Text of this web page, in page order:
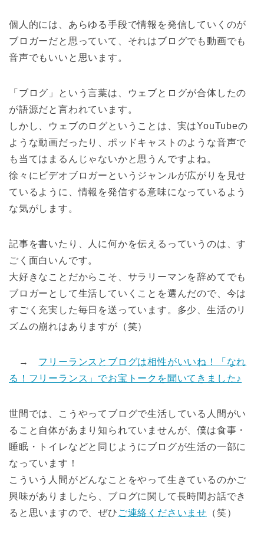
個人的には、あらゆる手段で情報を発信していくのが
ブロガーだと思っていて、それはブログでも動画でも
音声でもいいと思います。
「ブログ」という言葉は、ウェブとログが合体したの
が語源だと言われています。
しかし、ウェブのログということは、実はYouTubeの
ような動画だったり、ポッドキャストのような音声で
も当てはまるんじゃないかと思うんですよね。
徐々にビデオブロガーというジャンルが広がりを見せ
ているように、情報を発信する意味になっているよう
な気がします。
記事を書いたり、人に何かを伝えるっていうのは、す
ごく面白いんです。
大好きなことだからこそ、サラリーマンを辞めてでも
ブロガーとして生活していくことを選んだので、今は
すごく充実した毎日を送っています。多少、生活のリ
ズムの崩れはありますが（笑）
→ フリーランスとブログは相性がいいね！「なれ
る！フリーランス」でお宝トークを聞いてきました♪
世間では、こうやってブログで生活している人間がい
ること自体があまり知られていませんが、僕は食事・
睡眠・トイレなどと同じようにブログが生活の一部に
なっています！
こういう人間がどんなことをやって生きているのかご
興味がありましたら、ブログに関して長時間お話でき
ると思いますので、ぜひ ご連絡くださいませ （笑）